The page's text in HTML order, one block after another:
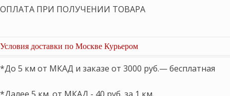
ОПЛАТА ПРИ ПОЛУЧЕНИИ ТОВАРА
Условия доставки по Москве Курьером
*До 5 км от МКАД и заказе от 3000 руб.— бесплатная